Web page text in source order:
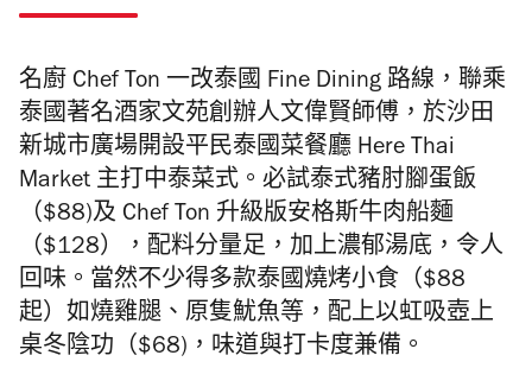
名廚 Chef Ton 一改泰國 Fine Dining 路線，聯乘
泰國著名酒家文苑創辦人文偉賢師傅，於沙田
新城市廣場開設平民泰國菜餐廳 Here Thai
Market 主打中泰菜式。必試泰式豬肘腳蛋飯
（$88)及 Chef Ton 升級版安格斯牛肉船麵
（$128），配料分量足，加上濃郁湯底，令人
回味。當然不少得多款泰國燒烤小食（$88
起）如燒雞腿、 原隻魷魚等，配上以虹吸壺上
桌冬陰功（$68)，味道與打卡度兼備。